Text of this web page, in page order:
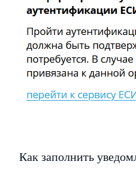
Как заполнить